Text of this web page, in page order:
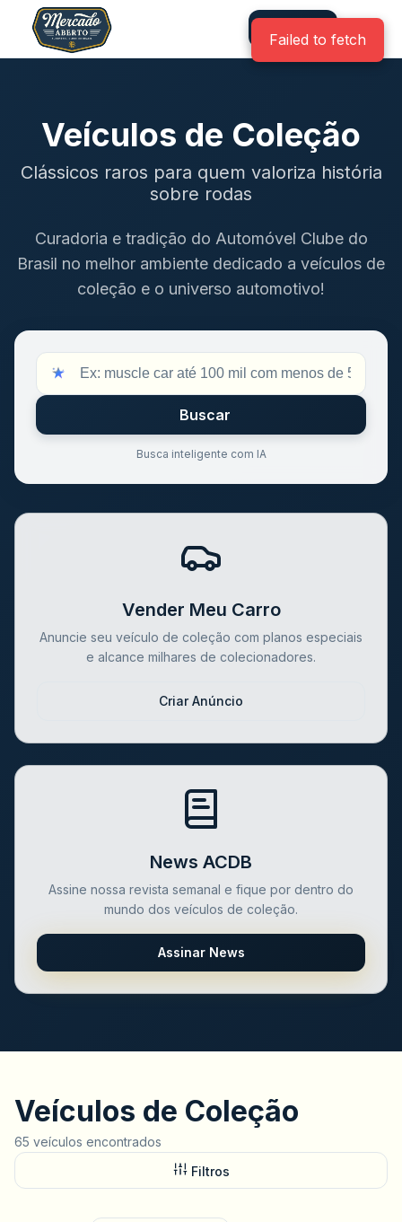
Veículos de Coleção
Clássicos raros para quem valoriza história
sobre rodas
Curadoria e tradição do Automóvel Clube do
Brasil no melhor ambiente dedicado a veículos de
coleção e o universo automotivo!
Buscar
Busca inteligente com IA
Vender Meu Carro
Anuncie seu veículo de coleção com planos especiais
e alcance milhares de colecionadores.
Criar Anúncio
News ACDB
Assine nossa revista semanal e fique por dentro do
mundo dos veículos de coleção.
Assinar News
Veículos de Coleção
65 veículos encontrados
Filtros